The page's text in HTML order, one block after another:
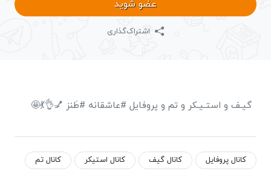
عضو شوید
اشتراک‌گذاری
گیـف و استـیـکر و تم و پروفایل #عاشقانه #طَنز 💅👌💃🤩
کانال پروفایل کانال گیف کانال استیکر کانال تم